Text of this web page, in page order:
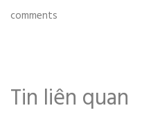
comments
Tin liên quan